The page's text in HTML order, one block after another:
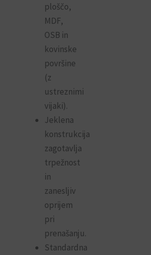
ploščo,
MDF,
OSB in
kovinske
površine
(z
ustreznimi
vijaki).
Jeklena
konstrukcija
zagotavlja
trpežnost
in
zanesljiv
oprijem
pri
prenašanju.
Standardna